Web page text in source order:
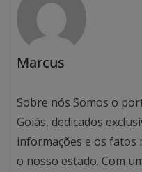
Marcus
Sobre nós Somos o
Goiás, dedicados
informações e os fatos
o nosso estado. Com